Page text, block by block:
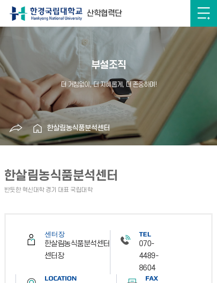
산학협력단
부설조직
한살림농식품분석센터
한살림농식품분석센터
센터장
한살림농식품분석센터
센터장
TEL
070-
4489-
8604
LOCATION FAX